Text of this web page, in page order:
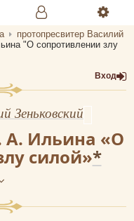
веры»
протопресвитер Василий
"О сопротивлении злу
Вход
Зеньковский
А. Ильина «О
силой»*